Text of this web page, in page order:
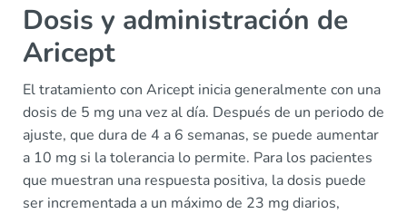
Dosis y administración de
Aricept
El tratamiento con Aricept inicia generalmente con una
dosis de 5 mg una vez al día. Después de un periodo de
ajuste, que dura de 4 a 6 semanas, se puede aumentar
a 10 mg si la tolerancia lo permite. Para los pacientes
que muestran una respuesta positiva, la dosis puede
ser incrementada a un máximo de 23 mg diarios,